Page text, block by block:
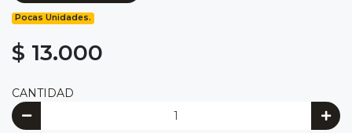
Pocas Unidades.
$ 13.000
CANTIDAD